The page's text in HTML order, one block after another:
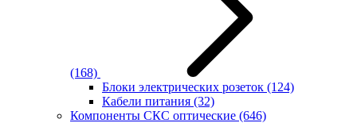
(168)
Блоки электрических розеток (124)
Кабели питания (32)
Компоненты СКС оптические (646)